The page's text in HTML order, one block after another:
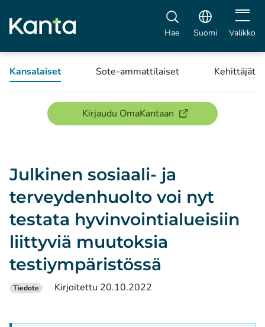
Hae Suomi Avaa
Valikko
Kansalaiset Sote-ammattilaiset Kehittäjät
Kirjaudu OmaKantaan(avautuu uuteen
Julkinen sosiaali- ja
terveydenhuolto voi nyt
testata hyvinvointialueisiin
liittyviä muutoksia
testiympäristössä
Tiedote Kirjoitettu 20.10.2022